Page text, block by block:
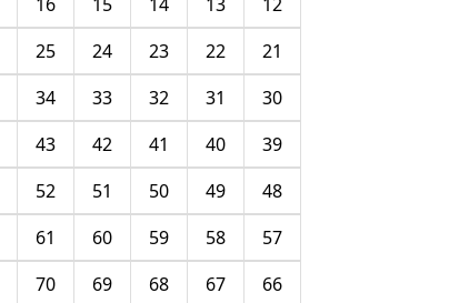
21
22
23
24
25
30
31
32
33
34
39
40
41
42
43
48
49
50
51
52
57
58
59
60
61
66
67
68
69
70